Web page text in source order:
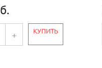
+ КУПИТЬ